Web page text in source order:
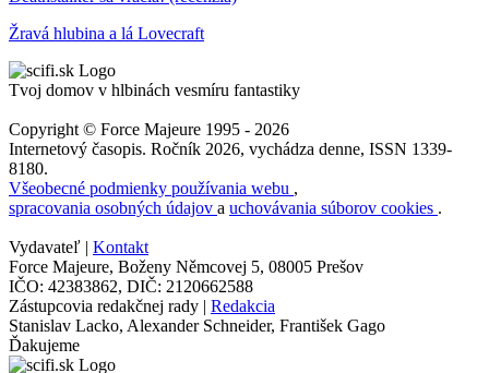
Žravá hlubina a lá Lovecraft
Tvoj domov v hlbinách vesmíru fantastiky
Copyright © Force Majeure 1995 - 2026
Internetový časopis. Ročník 2026, vychádza denne, ISSN 1339-
8180.
Všeobecné podmienky používania webu ,
spracovania osobných údajov a uchovávania súborov cookies .
Vydavateľ | Kontakt
Force Majeure, Boženy Němcovej 5, 08005 Prešov
IČO: 42383862, DIČ: 2120662588
Zástupcovia redakčnej rady | Redakcia
Stanislav Lacko, Alexander Schneider, František Gago
Ďakujeme